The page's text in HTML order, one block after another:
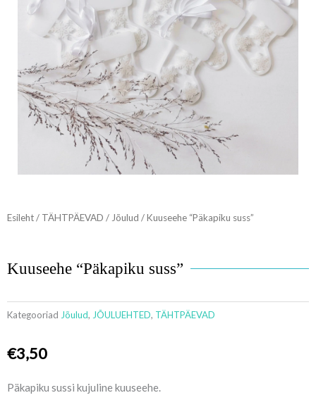
Esileht/ TÄHTPÄEVAD /Jõulud / Kuuseehe “Päkapiku suss”
Kuuseehe “Päkapiku suss”
Kategooriad Jõulud, JÕULUEHTED, TÄHTPÄEVAD
€3,50
Päkapiku sussi kujuline kuuseehe.